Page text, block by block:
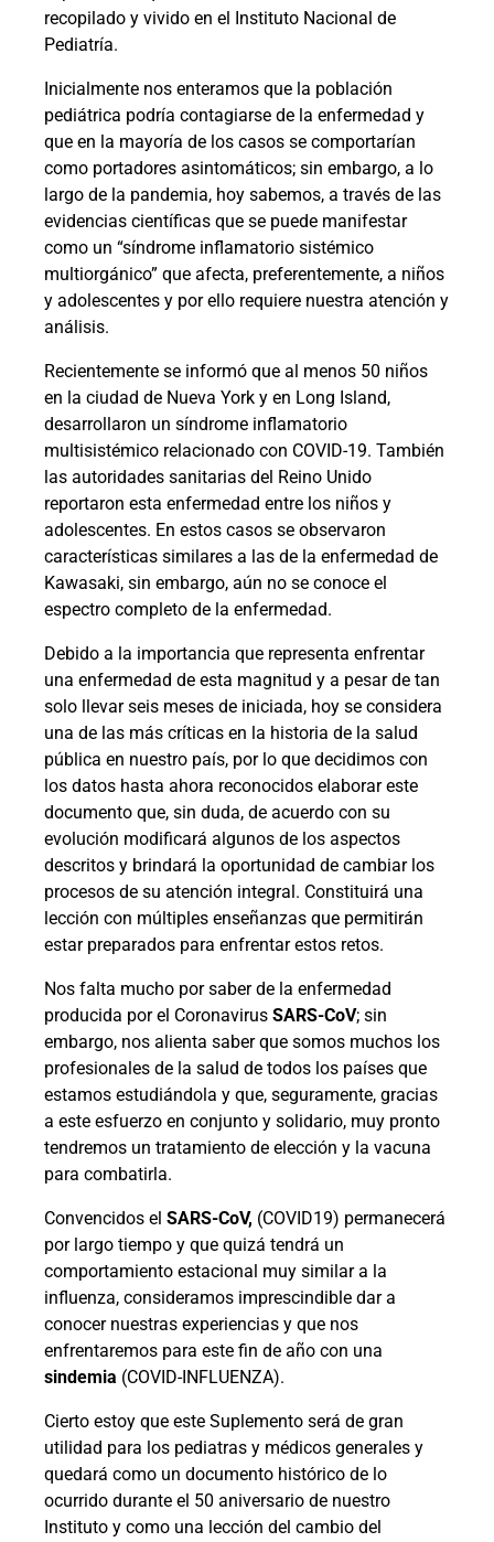
recopilado y vivido en el Instituto Nacional de
Pediatría.
Inicialmente nos enteramos que la población
pediátrica podría contagiarse de la enfermedad y
que en la mayoría de los casos se comportarían
como portadores asintomáticos; sin embargo, a lo
largo de la pandemia, hoy sabemos, a través de las
evidencias científicas que se puede manifestar
como un “síndrome inflamatorio sistémico
multiorgánico” que afecta, preferentemente, a niños
y adolescentes y por ello requiere nuestra atención y
análisis.
Recientemente se informó que al menos 50 niños
en la ciudad de Nueva York y en Long Island,
desarrollaron un síndrome inflamatorio
multisistémico relacionado con COVID-19. También
las autoridades sanitarias del Reino Unido
reportaron esta enfermedad entre los niños y
adolescentes. En estos casos se observaron
características similares a las de la enfermedad de
Kawasaki, sin embargo, aún no se conoce el
espectro completo de la enfermedad.
Debido a la importancia que representa enfrentar
una enfermedad de esta magnitud y a pesar de tan
solo llevar seis meses de iniciada, hoy se considera
una de las más críticas en la historia de la salud
pública en nuestro país, por lo que decidimos con
los datos hasta ahora reconocidos elaborar este
documento que, sin duda, de acuerdo con su
evolución modificará algunos de los aspectos
descritos y brindará la oportunidad de cambiar los
procesos de su atención integral. Constituirá una
lección con múltiples enseñanzas que permitirán
estar preparados para enfrentar estos retos.
Nos falta mucho por saber de la enfermedad
producida por el Coronavirus SARS-CoV; sin
embargo, nos alienta saber que somos muchos los
profesionales de la salud de todos los países que
estamos estudiándola y que, seguramente, gracias
a este esfuerzo en conjunto y solidario, muy pronto
tendremos un tratamiento de elección y la vacuna
para combatirla.
Convencidos el SARS-CoV, (COVID19) permanecerá
por largo tiempo y que quizá tendrá un
comportamiento estacional muy similar a la
influenza, consideramos imprescindible dar a
conocer nuestras experiencias y que nos
enfrentaremos para este fin de año con una
sindemia (COVID-INFLUENZA).
Cierto estoy que este Suplemento será de gran
utilidad para los pediatras y médicos generales y
quedará como un documento histórico de lo
ocurrido durante el 50 aniversario de nuestro
Instituto y como una lección del cambio del